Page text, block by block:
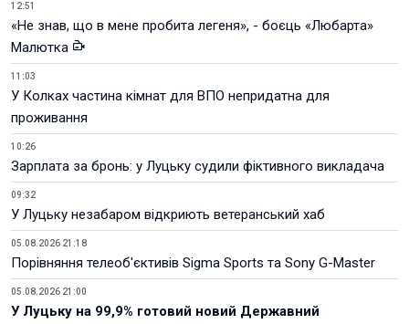
12:51
«Не знав, що в мене пробита легеня», - боєць «Любарта»
Малютка
11:03
У Колках частина кімнат для ВПО непридатна для
проживання
10:26
Зарплата за бронь: у Луцьку судили фіктивного викладача
09:32
У Луцьку незабаром відкриють ветеранський хаб
05.08.2026 21:18
Порівняння телеоб'єктивів Sigma Sports та Sony G-Master
05.08.2026 21:00
У Луцьку на 99,9% готовий новий Державний